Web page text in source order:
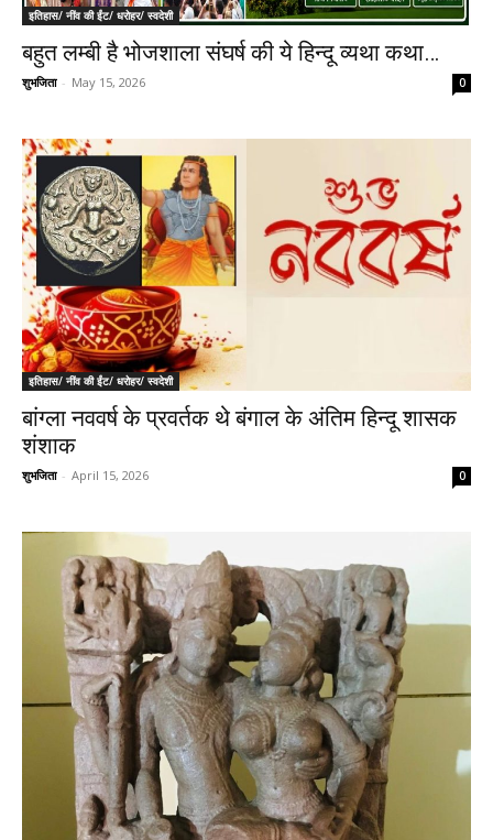
इतिहास/ नींव की ईंट/ धरोहर/ स्वदेशी
बहुत लम्बी है भोजशाला संघर्ष की ये हिन्दू व्यथा कथा…
शुभजिता - May 15, 2026 0
इतिहास/ नींव की ईंट/ धरोहर/ स्वदेशी
बांग्ला नववर्ष के प्रवर्तक थे बंगाल के अंतिम हिन्दू शासक
शंशाक
शुभजिता - April 15, 2026 0